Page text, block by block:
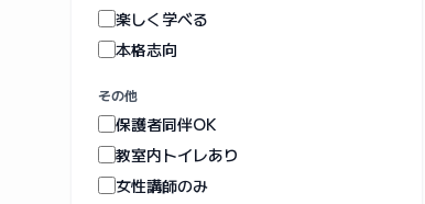
楽しく学べる
本格志向
その他
保護者同伴OK
教室内トイレあり
女性講師のみ